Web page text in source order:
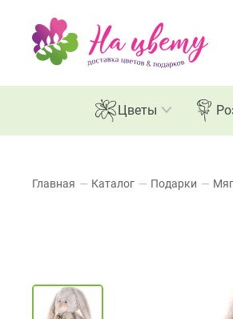
Цветы
Главная — Каталог — Подарки —